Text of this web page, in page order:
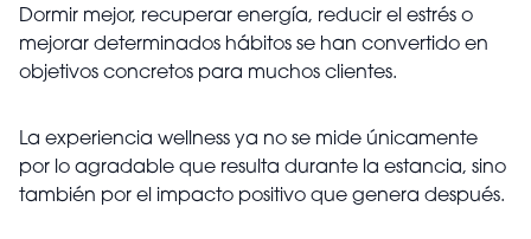
Dormir mejor, recuperar energía, reducir el estrés o
mejorar determinados hábitos se han convertido en
objetivos concretos para muchos clientes.
La experiencia wellness ya no se mide únicamente
por lo agradable que resulta durante la estancia, sino
también por el impacto positivo que genera después.